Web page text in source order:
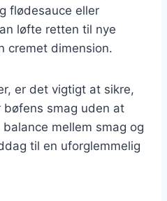
flødesauce eller
løfte retten til nye
cremet dimension.
er det vigtigt at sikre,
smag uden at
mellem smag og
til en uforglemmelig